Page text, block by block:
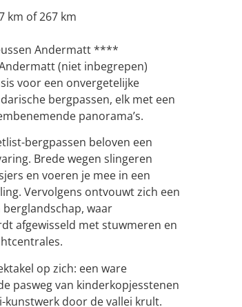
km of 267 km
Andermatt ****
(niet inbegrepen)
voor een onvergetelijke
bergpassen, elk met een
panorama’s.
bergpassen beloven een
Brede wegen slingeren
en voeren je mee in een
Vervolgens ontvouwt zich een
waar
afgewisseld met stuwmeren en
op zich: een ware
pasweg van kinderkopjesstenen
kunstwerk door de vallei krult.